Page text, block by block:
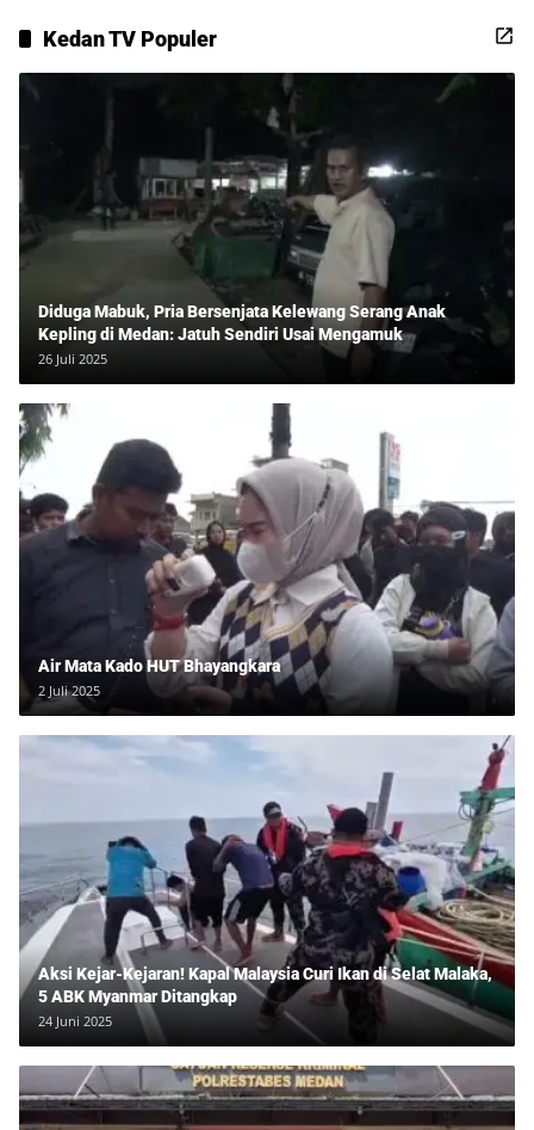
Kedan TV Populer
Diduga Mabuk, Pria Bersenjata Kelewang Serang Anak
Kepling di Medan: Jatuh Sendiri Usai Mengamuk
26 Juli 2025
Air Mata Kado HUT Bhayangkara
2 Juli 2025
Aksi Kejar-Kejaran! Kapal Malaysia Curi Ikan di Selat Malaka,
5 ABK Myanmar Ditangkap
24 Juni 2025